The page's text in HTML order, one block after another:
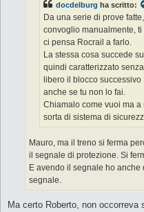
docdelburg ha scritto:
Da una serie di prove
convoglio manualmente,
ci pensa Rocrail a farlo.
La stessa cosa succede
quindi caratterizzato
libero il blocco
anche se tu non lo fai.
Chiamalo come vuoi ma
sorta di sistema di
Mauro, ma il treno si ferma
il segnale di protezione. Si
E avendo il segnale ho
segnale.
Ma certo Roberto, non